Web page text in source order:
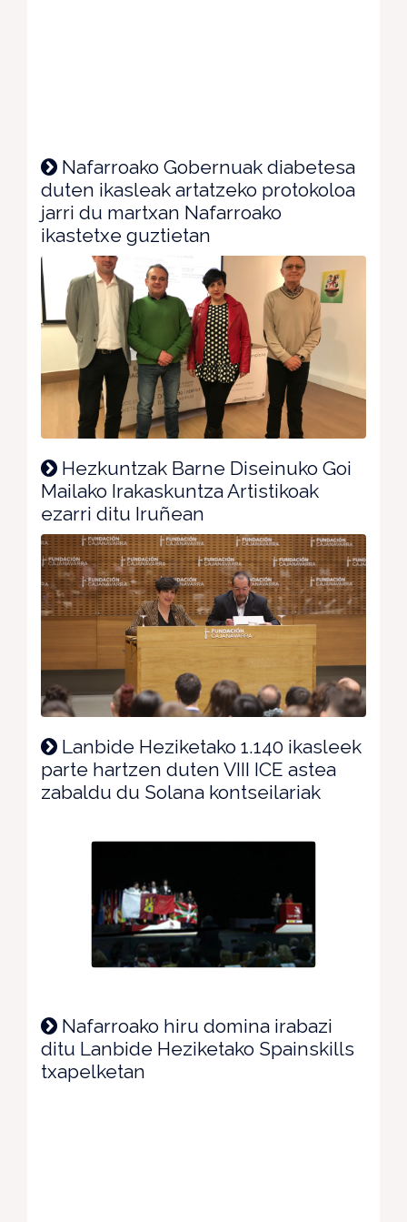
Nafarroako Gobernuak diabetesa
duten ikasleak artatzeko protokoloa
jarri du martxan Nafarroako
ikastetxe guztietan
Hezkuntzak Barne Diseinuko Goi
Mailako Irakaskuntza Artistikoak
ezarri ditu Iruñean
Lanbide Heziketako 1.140 ikasleek
parte hartzen duten VIII ICE astea
zabaldu du Solana kontseilariak
Nafarroako hiru domina irabazi
ditu Lanbide Heziketako Spainskills
txapelketan